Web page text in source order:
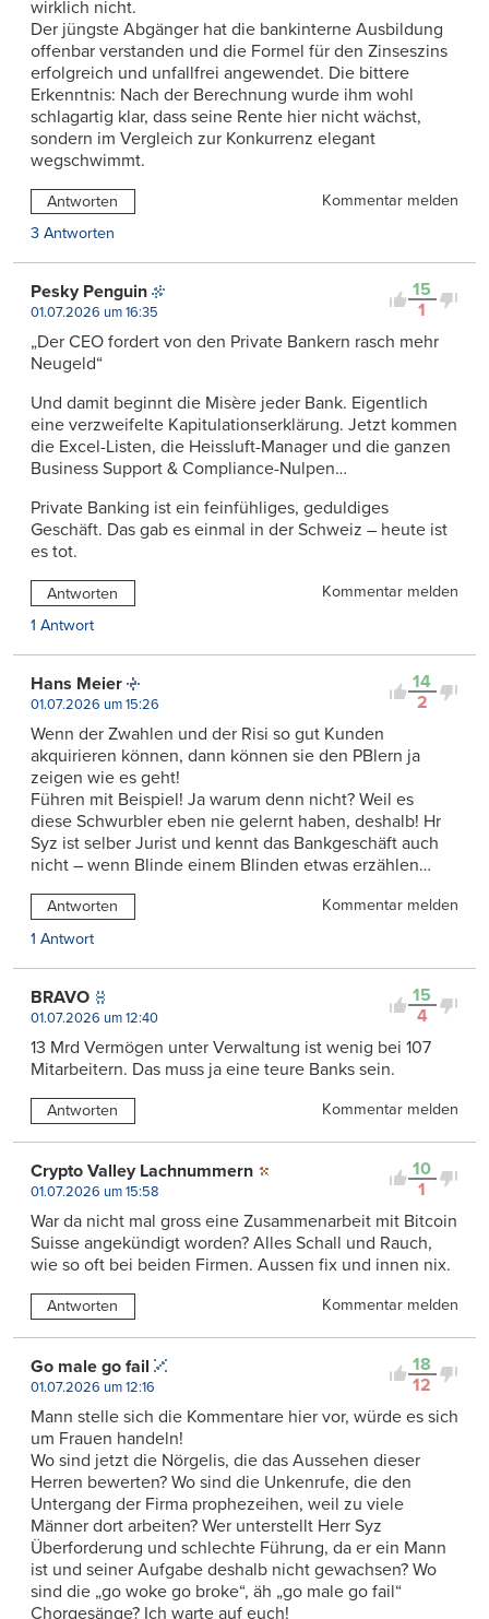
wirklich nicht.
Der jüngste Abgänger hat die bankinterne Ausbildung
offenbar verstanden und die Formel für den Zinseszins
erfolgreich und unfallfrei angewendet. Die bittere
Erkenntnis: Nach der Berechnung wurde ihm wohl
schlagartig klar, dass seine Rente hier nicht wächst,
sondern im Vergleich zur Konkurrenz elegant
wegschwimmt.
Antworten
Kommentar melden
3 Antworten
15
1
Pesky Penguin
01.07.2026 um 16:35
„Der CEO fordert von den Private Bankern rasch mehr
Neugeld“
Und damit beginnt die Misère jeder Bank. Eigentlich
eine verzweifelte Kapitulationserklärung. Jetzt kommen
die Excel-Listen, die Heissluft-Manager und die ganzen
Business Support & Compliance-Nulpen…
Private Banking ist ein feinfühliges, geduldiges
Geschäft. Das gab es einmal in der Schweiz – heute ist
es tot.
Antworten
Kommentar melden
1 Antwort
14
2
Hans Meier
01.07.2026 um 15:26
Wenn der Zwahlen und der Risi so gut Kunden
akquirieren können, dann können sie den PBlern ja
zeigen wie es geht!
Führen mit Beispiel! Ja warum denn nicht? Weil es
diese Schwurbler eben nie gelernt haben, deshalb! Hr
Syz ist selber Jurist und kennt das Bankgeschäft auch
nicht – wenn Blinde einem Blinden etwas erzählen…
Antworten
Kommentar melden
1 Antwort
15
4
BRAVO
01.07.2026 um 12:40
13 Mrd Vermögen unter Verwaltung ist wenig bei 107
Mitarbeitern. Das muss ja eine teure Banks sein.
Antworten Kommentar melden
10
1
Crypto Valley Lachnummern
01.07.2026 um 15:58
War da nicht mal gross eine Zusammenarbeit mit Bitcoin
Suisse angekündigt worden? Alles Schall und Rauch,
wie so oft bei beiden Firmen. Aussen fix und innen nix.
Antworten Kommentar melden
18
12
Go male go fail
01.07.2026 um 12:16
Mann stelle sich die Kommentare hier vor, würde es sich
um Frauen handeln!
Wo sind jetzt die Nörgelis, die das Aussehen dieser
Herren bewerten? Wo sind die Unkenrufe, die den
Untergang der Firma prophezeihen, weil zu viele
Männer dort arbeiten? Wer unterstellt Herr Syz
Überforderung und schlechte Führung, da er ein Mann
ist und seiner Aufgabe deshalb nicht gewachsen? Wo
sind die „go woke go broke“, äh „go male go fail“
Chorgesänge? Ich warte auf euch!